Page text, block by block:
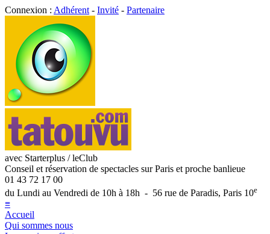
Connexion : Adhérent - Invité - Partenaire
avec Starterplus / leClub
Conseil et réservation de spectacles sur Paris et proche banlieue
01 43 72 17 00
du Lundi au Vendredi de 10h à 18h - 56 rue de Paradis, Paris 10e
≡
Accueil
Qui sommes nous